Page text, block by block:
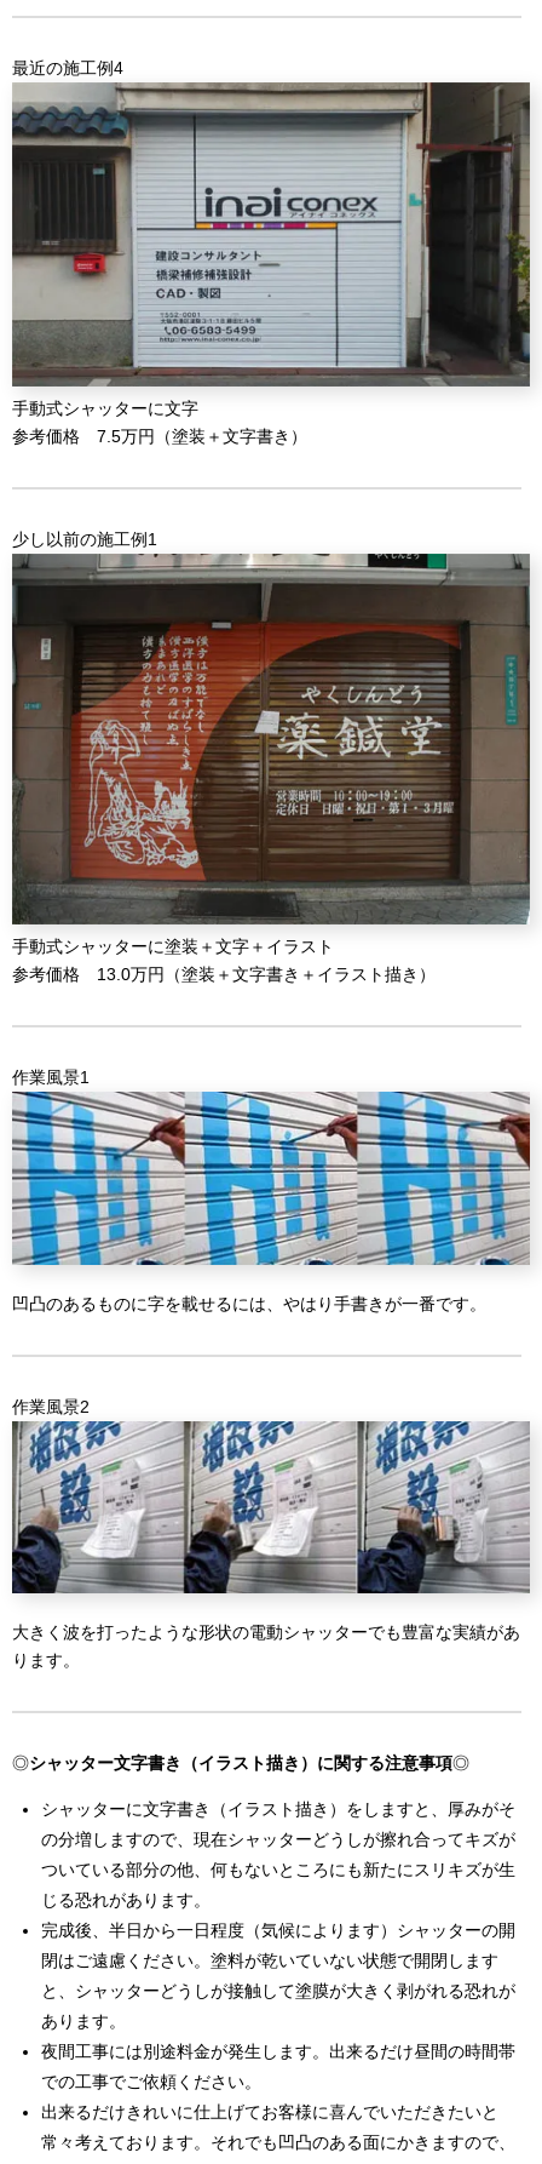
最近の施工例4
手動式シャッターに文字
参考価格 7.5万円（塗装＋文字書き）
少し以前の施工例1
手動式シャッターに塗装＋文字＋イラスト
参考価格 13.0万円（塗装＋文字書き＋イラスト描き）
作業風景1
凹凸のあるものに字を載せるには、やはり手書きが一番です。
作業風景2
大きく波を打ったような形状の電動シャッターでも豊富な実績があ
ります。
◎シャッター文字書き（イラスト描き）に関する注意事項◎
シャッターに文字書き（イラスト描き）をしますと、厚みがそ
の分増しますので、現在シャッターどうしが擦れ合ってキズが
ついている部分の他、何もないところにも新たにスリキズが生
じる恐れがあります。
完成後、半日から一日程度（気候によります）シャッターの開
閉はご遠慮ください。塗料が乾いていない状態で開閉します
と、シャッターどうしが接触して塗膜が大きく剥がれる恐れが
あります。
夜間工事には別途料金が発生します。出来るだけ昼間の時間帯
での工事でご依頼ください。
出来るだけきれいに仕上げてお客様に喜んでいただきたいと
常々考えております。それでも凹凸のある面にかきますので、